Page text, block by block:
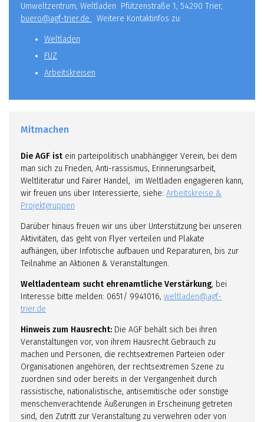
Umweltzentrum, Weltladen Pfützenstraße 1, 54290 Trier,
buero@agf-trier.de
Weitere Kontaktinfos zu:
Weltladen
FUZ
Arbeitskreisen
Mitmachen
Die AGF ist ein parteipolitisch unabhängiger Verein, bei dem
man sich zu Frieden, Anti-rassismus, Erinnerungsarbeit,
Weltliteratur und Fairer Handel, im Weltladen engagieren kann,
wir freuen uns über Interessierte, siehe: Arbeitskreise &
Projektgruppen
Darüber hinaus freuen wir uns über Unterstützung bei unseren
Aktivitäten, das geht von Flyer verteilen und Plakate
aufhängen, über Infotische aufbauen und Reparaturen, bis zur
Teilnahme an Aktionen & Veranstaltungen.
Weltladenteam sucht ehrenamtliche Verstärkung, bei
Interesse bitte melden: 0651/ 9941016, weltladen@agf-
trier.de
Hinweis zum Hausrecht: Die AGF behält sich bei ihren
Veranstaltungen vor, von ihrem Hausrecht Gebrauch zu
machen und Personen, die rechtsextremen Parteien oder
Organisationen angehören, der rechtsextremen Szene zu
zuordnen sind oder bereits in der Vergangenheit durch
rassistische, nationalistische, antisemitische oder sonstige
menschenverachtende Äußerungen in Erscheinung getreten
sind, den Zutritt zur Veranstaltung zu verwehren oder von